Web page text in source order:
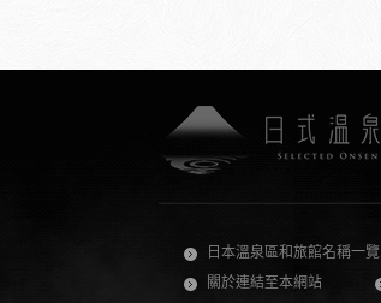
日本溫泉區和旅館名稱一覽
關於連結至本網站